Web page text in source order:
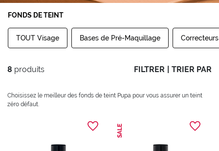
FONDS DE TEINT
TOUT Visage Bases de Pré-Maquillage Correcteurs
8 produits FILTRER TRIER PAR
Choisissez le meilleur des fonds de teint Pupa pour vous assurer un teint
zéro défaut.
SALE